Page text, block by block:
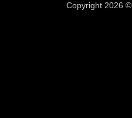
Copyright 2026 ©